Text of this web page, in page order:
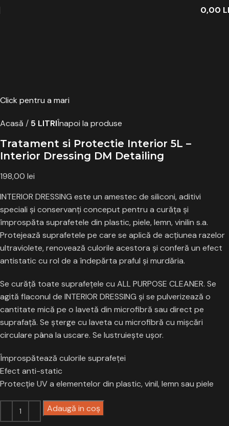
0,00
Click pentru a mari
Acasă 5 LITRIÎnapoi la produse
Tratament si Protectie Interior 5L –
Interior Dressing DM Detailing
198,00 lei
INTERIOR DRESSING este un amestec de siliconi, aditivi
speciali şi conservanți conceput pentru a curăța și
împrospăta suprafetele din plastic, piele, lemn, vinilin s.a.
Protejează suprafetele pe care se aplică de acțiunea razelor
ultraviolete, renovează culorile acestora şi conferă un efect
antistatic cu rol de a îndepărta praful și murdăria.
Se curăță toate suprafețele cu ALL PURPOSE CLEANER. Se
agită flaconul de INTERIOR DRESSING şi se pulverizează o
cantitate mică pe o lavetă din microfibră sau direct pe
suprafață. Se şterge cu laveta cu microfibră cu mişcări
circulare pâna la uscare. Se lustruieşte uşor.
Împrospătează culorile suprafeţei
Efect anti-static
Protecţie UV a elementelor din plastic, vinil, lemn sau piele
Adaugă in coş